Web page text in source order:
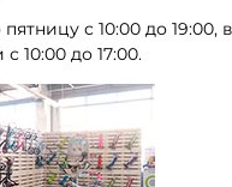
с 10:00 до 19:00,
10:00 до 17:00.